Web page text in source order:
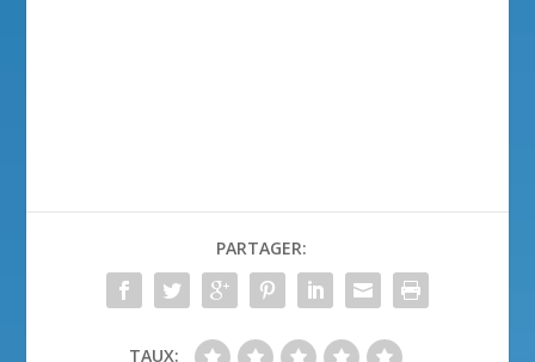
PARTAGER:
TAUX: